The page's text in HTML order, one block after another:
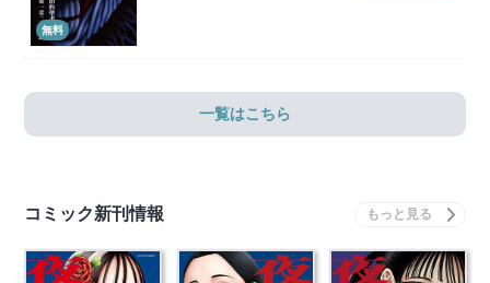
無料
一覧はこちら
コミック新刊情報